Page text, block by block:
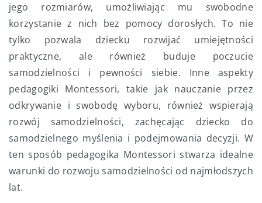
jego rozmiarów, umożliwiając mu swobodne
korzystanie z nich bez pomocy dorosłych. To nie
tylko pozwala dziecku rozwijać umiejętności
praktyczne, ale również buduje poczucie
samodzielności i pewności siebie. Inne aspekty
pedagogiki Montessori, takie jak nauczanie przez
odkrywanie i swobodę wyboru, również wspierają
rozwój samodzielności, zachęcając dziecko do
samodzielnego myślenia i podejmowania decyzji. W
ten sposób pedagogika Montessori stwarza idealne
warunki do rozwoju samodzielności od najmłodszych
lat.